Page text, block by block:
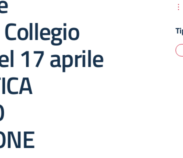
17 aprile